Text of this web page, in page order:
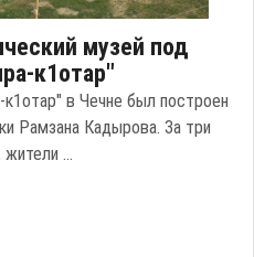
музей под
к1отар"
в Чечне был построен
Рамзана Кадырова. За три
...